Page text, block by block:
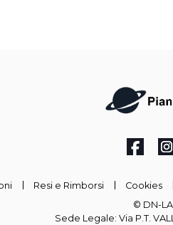
Resi e Rimborsi Cookies
© DN-
Sede Legale: Via P.T.